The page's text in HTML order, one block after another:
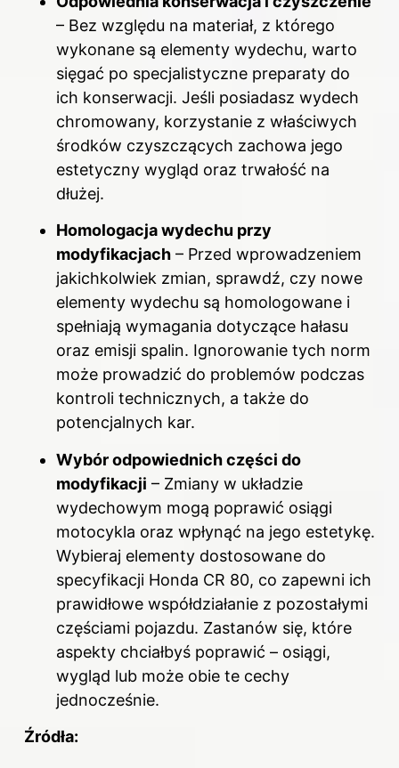
– Bez względu na materiał, z którego
wykonane są elementy wydechu, warto
sięgać po specjalistyczne preparaty do
ich konserwacji. Jeśli posiadasz wydech
chromowany, korzystanie z właściwych
środków czyszczących zachowa jego
estetyczny wygląd oraz trwałość na
dłużej.
Homologacja wydechu przy
modyfikacjach – Przed wprowadzeniem
jakichkolwiek zmian, sprawdź, czy nowe
elementy wydechu są homologowane i
spełniają wymagania dotyczące hałasu
oraz emisji spalin. Ignorowanie tych norm
może prowadzić do problemów podczas
kontroli technicznych, a także do
potencjalnych kar.
Wybór odpowiednich części do
modyfikacji – Zmiany w układzie
wydechowym mogą poprawić osiągi
motocykla oraz wpłynąć na jego estetykę.
Wybieraj elementy dostosowane do
specyfikacji Honda CR 80, co zapewni ich
prawidłowe współdziałanie z pozostałymi
częściami pojazdu. Zastanów się, które
aspekty chciałbyś poprawić – osiągi,
wygląd lub może obie te cechy
jednocześnie.
Źródła: